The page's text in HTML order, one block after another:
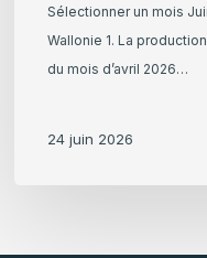
Sélectionner un mois
Wallonie 1. La
du mois d’avril 2026…
24 juin 2026